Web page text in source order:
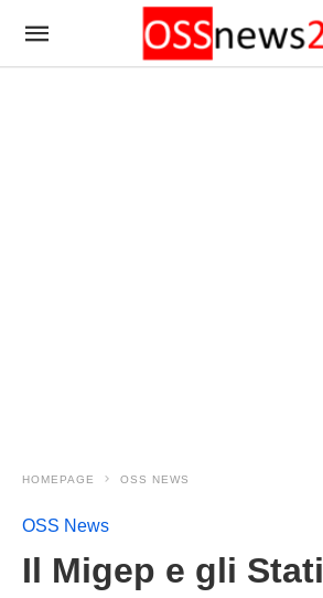
HOMEPAGE OSS NEWS
OSS News
Il Migep e gli Stati